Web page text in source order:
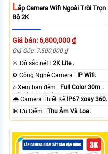
LẮp Camera Wifi Ngoài Trời Trọn
Bộ 2K
Giá bán: 6,800,000 ₫
Giá Gốc: 7,500,000 ₫
🔆 Độ sắc nét :2K Lite .
⚙ Công Nghệ Camera :
IP Wifi.
⭐ Xem ban đêm : Full Color 30m
Có Màu Ban Ðêm.
🌧️ Camera Thiết Kế IP67 xoay 360.
️⌘ Ưu Điểm :Thu Âm Và Loa.